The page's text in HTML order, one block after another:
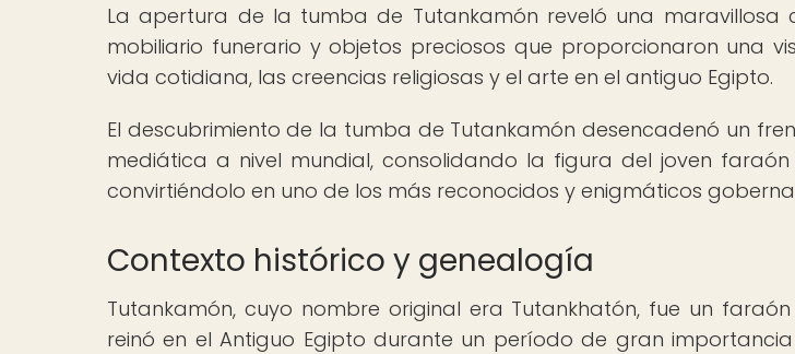
La apertura de la tumba de Tutankamón reveló una maravillosa
mobiliario funerario y objetos preciosos que proporcionaron una
vida cotidiana, las creencias religiosas y el arte en el antiguo Egipto.
El descubrimiento de la tumba de Tutankamón desencadenó un
mediática a nivel mundial, consolidando la figura del joven
convirtiéndolo en uno de los más reconocidos y enigmáticos
Contexto histórico y genealogía
Tutankamón, cuyo nombre original era Tutankhatón, fue un
reinó en el Antiguo Egipto durante un período de gran importancia